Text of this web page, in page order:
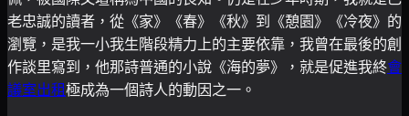
老忠誠的讀者，從《家》《春》《秋》到《憩園》《冷夜》的
瀏覽，是我一小我生階段精力上的主要依靠，我曾在最後的創
作談里寫到，他那詩普通的小說《海的夢》，就是促進我終會
議室出租極成為一個詩人的動因之一。